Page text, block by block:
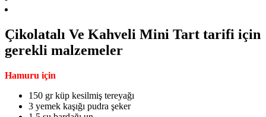
Çikolatalı Ve Kahveli Mini Tart tarifi için
gerekli malzemeler
Hamuru için
150 gr küp kesilmiş tereyağı
3 yemek kaşığı pudra şeker